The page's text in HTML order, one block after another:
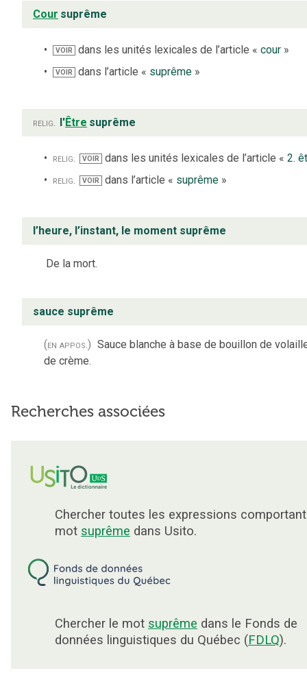
Cour suprême
VOIR dans les unités lexicales de l’article «cour »
VOIR dans l’article « suprême »
relig. l'Être suprême
relig. VOIR dans les unités lexicales de l’article « 2.
relig.
VOIR dans l’article « suprême»
l’heure, l’instant, le moment suprême
De la mort.
sauce suprême
(en appos.) Sauce blanche à base de bouillon de
de crème.
Recherches associées
Chercher toutes les expressions
mot suprême dans Usito.
Chercher le mot suprême dans le Fonds de
données linguistiques du Québec (FDLQ).